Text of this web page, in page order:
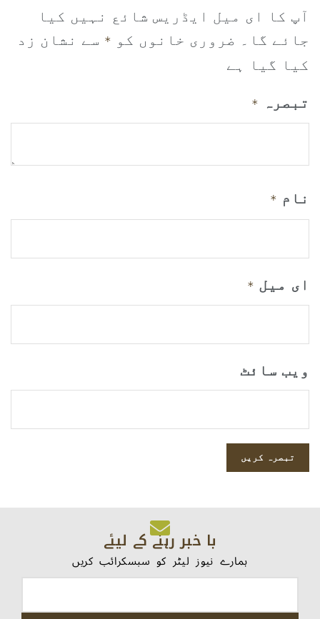
آپ کا ای میل ایڈریس شائع نہیں کیا
جائے گا۔ ضروری خانوں کو * سے نشان زد
کیا گیا ہے
تبصرہ
*
نام *
ای میل *
ویب‌ سائٹ
با خبر رہنے کے لیئے
ہمارے نیوز لیٹر کو سبسکرائب کریں